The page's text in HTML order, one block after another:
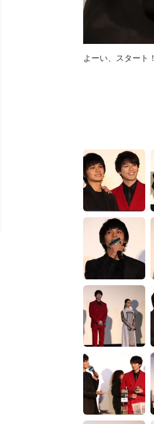
よーい、スタート！